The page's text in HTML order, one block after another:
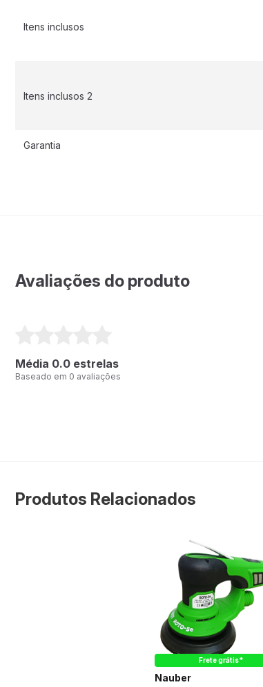
Itens inclusos
Itens inclusos 2
Garantia
Avaliações do produto
Média 0.0 estrelas
Baseado em 0 avaliações
Produtos Relacionados
Frete grátis*
Nauber